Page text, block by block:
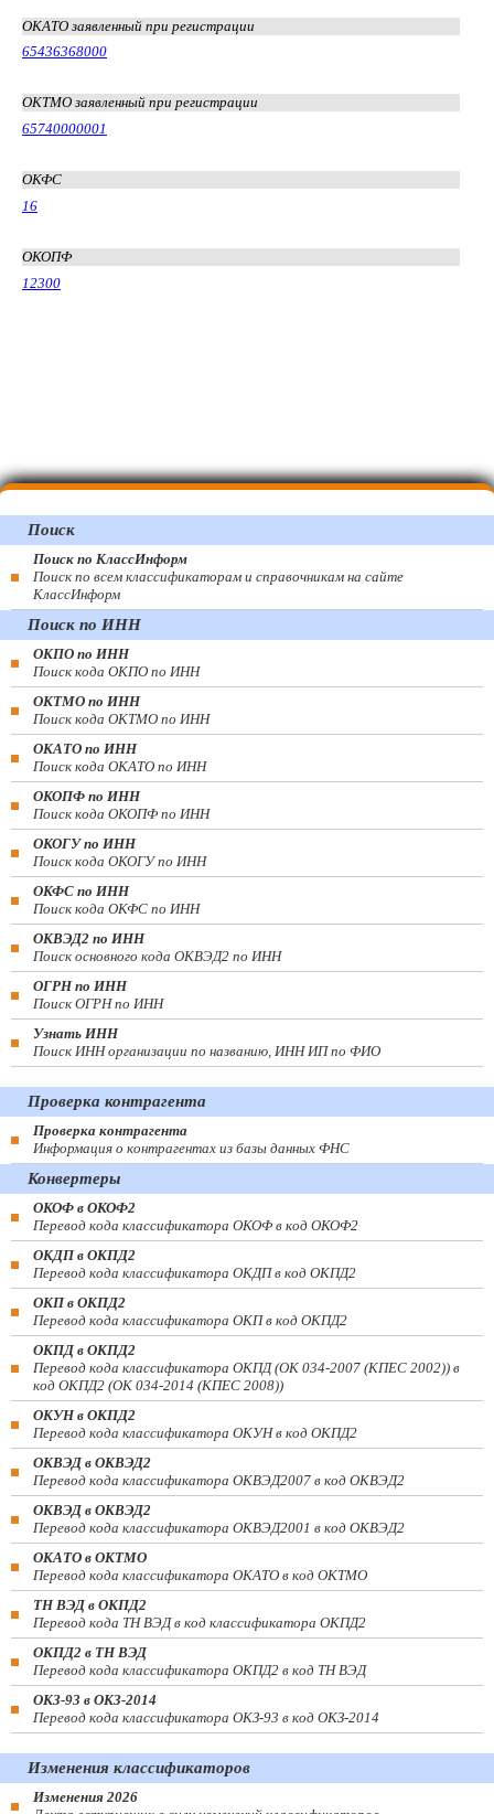
ОКАТО заявленный при регистрации
65436368000
ОКТМО заявленный при регистрации
65740000001
ОКФС
16
ОКОПФ
12300
Поиск
Поиск по КлассИнформ
Поиск по всем классификаторам и справочникам на сайте
КлассИнформ
Поиск по ИНН
ОКПО по ИНН
Поиск кода ОКПО по ИНН
ОКТМО по ИНН
Поиск кода ОКТМО по ИНН
ОКАТО по ИНН
Поиск кода ОКАТО по ИНН
ОКОПФ по ИНН
Поиск кода ОКОПФ по ИНН
ОКОГУ по ИНН
Поиск кода ОКОГУ по ИНН
ОКФС по ИНН
Поиск кода ОКФС по ИНН
ОКВЭД2 по ИНН
Поиск основного кода ОКВЭД2 по ИНН
ОГРН по ИНН
Поиск ОГРН по ИНН
Узнать ИНН
Поиск ИНН организации по названию, ИНН ИП по ФИО
Проверка контрагента
Проверка контрагента
Информация о контрагентах из базы данных ФНС
Конвертеры
ОКОФ в ОКОФ2
Перевод кода классификатора ОКОФ в код ОКОФ2
ОКДП в ОКПД2
Перевод кода классификатора ОКДП в код ОКПД2
ОКП в ОКПД2
Перевод кода классификатора ОКП в код ОКПД2
ОКПД в ОКПД2
Перевод кода классификатора ОКПД (ОК 034-2007 (КПЕС 2002)) в
код ОКПД2 (ОК 034-2014 (КПЕС 2008))
ОКУН в ОКПД2
Перевод кода классификатора ОКУН в код ОКПД2
ОКВЭД в ОКВЭД2
Перевод кода классификатора ОКВЭД2007 в код ОКВЭД2
ОКВЭД в ОКВЭД2
Перевод кода классификатора ОКВЭД2001 в код ОКВЭД2
ОКАТО в ОКТМО
Перевод кода классификатора ОКАТО в код ОКТМО
ТН ВЭД в ОКПД2
Перевод кода ТН ВЭД в код классификатора ОКПД2
ОКПД2 в ТН ВЭД
Перевод кода классификатора ОКПД2 в код ТН ВЭД
ОКЗ-93 в ОКЗ-2014
Перевод кода классификатора ОКЗ-93 в код ОКЗ-2014
Изменения классификаторов
Изменения 2026